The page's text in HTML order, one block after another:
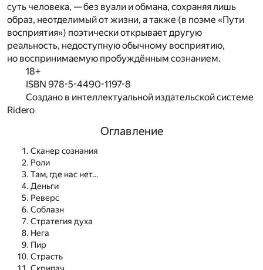
суть человека, — без вуали и обмана, сохраняя лишь
образ, неотделимый от жизни, а также (в поэме «Пути
восприятия») поэтически открывает другую
реальность, недоступную обычному восприятию,
но воспринимаемую пробуждённым сознанием.
18+
ISBN 978-5-4490-1197-8
Создано в интеллектуальной издательской системе
Ridero
Оглавление
Сканер сознания
Роли
Там, где нас нет…
Деньги
Реверс
Соблазн
Стратегия духа
Нега
Пир
Страсть